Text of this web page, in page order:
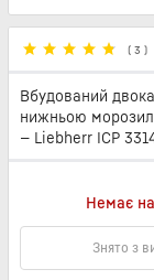
( 3 )
Вбудований
нижньою
— Liebherr ICP
Немає на
Знято з